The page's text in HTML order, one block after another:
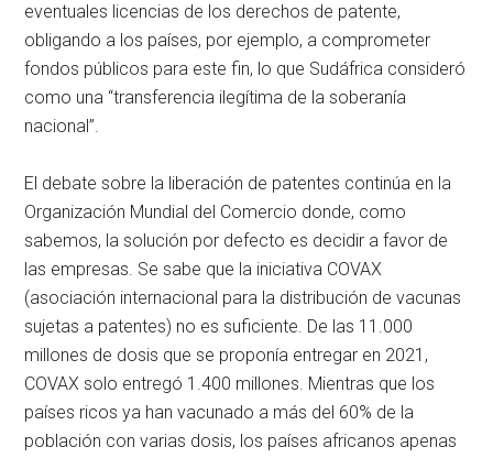
eventuales licencias de los derechos de patente,
obligando a los países, por ejemplo, a comprometer
fondos públicos para este fin, lo que Sudáfrica consideró
como una “transferencia ilegítima de la soberanía
nacional”.
El debate sobre la liberación de patentes continúa en la
Organización Mundial del Comercio donde, como
sabemos, la solución por defecto es decidir a favor de
las empresas. Se sabe que la iniciativa COVAX
(asociación internacional para la distribución de vacunas
sujetas a patentes) no es suficiente. De las 11.000
millones de dosis que se proponía entregar en 2021,
COVAX solo entregó 1.400 millones. Mientras que los
países ricos ya han vacunado a más del 60% de la
población con varias dosis, los países africanos apenas